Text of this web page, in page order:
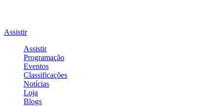
Assistir
Assistir
Programação
Eventos
Classificações
Notícias
Loja
Blogs